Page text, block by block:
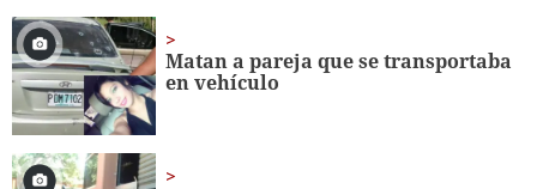
Matan a pareja que se transportaba
en vehículo